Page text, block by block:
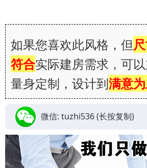
如果您喜欢此风格，但
符合实际建房需求，可
量身定制，设计到满意
微信: tuzhi536(长按复制)